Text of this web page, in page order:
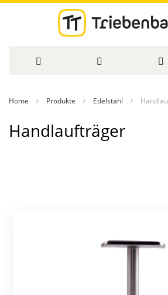
Inhalt
Home Produkte Edelstahl
Handlaufträger